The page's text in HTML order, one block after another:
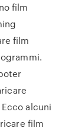
film
film
alcuni
film